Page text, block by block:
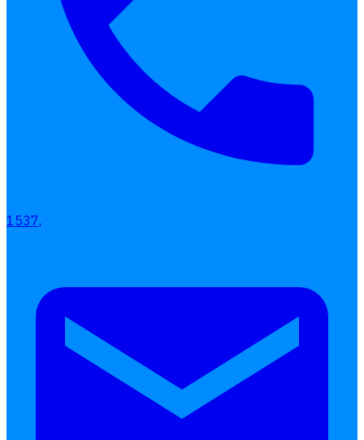
การคิดเงินเดือน
เอกสารออนไลน์
ลางาน
แบบฟอร์มประเมินพนักงาน
1537,